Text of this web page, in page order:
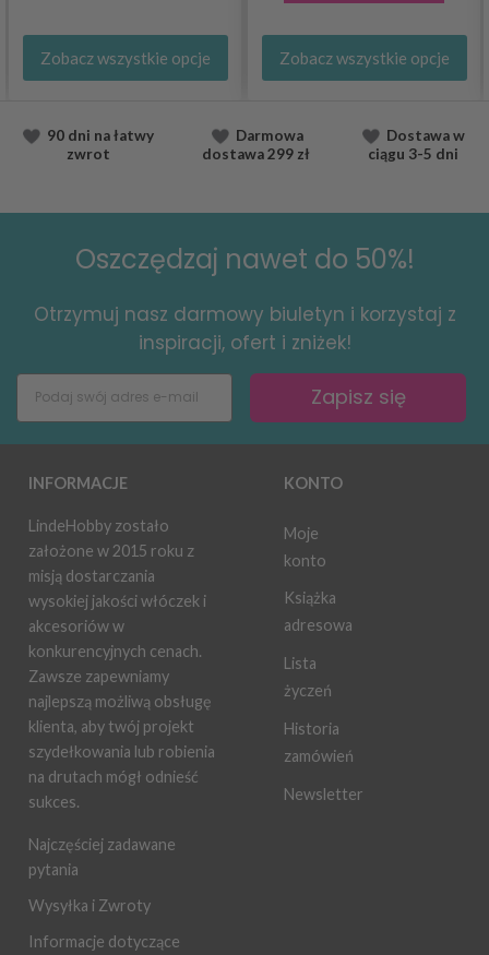
Zobacz wszystkie opcje Zobacz wszystkie opcje
90 dni na łatwy
zwrot
Darmowa
dostawa299 zł
Dostawaw
ciągu 3-5 dni
Oszczędzaj nawet do 50%!
Otrzymuj nasz darmowy biuletyn i korzystaj z
inspiracji, ofert i zniżek!
Zapisz się
INFORMACJE
LindeHobby zostało
założone w 2015 roku z
misją dostarczania
wysokiej jakości włóczek i
akcesoriów w
konkurencyjnych cenach.
Zawsze zapewniamy
najlepszą możliwą obsługę
klienta, aby twój projekt
szydełkowania lub robienia
na drutach mógł odnieść
sukces.
Najczęściej zadawane
pytania
Wysyłka i Zwroty
Informacje dotyczące
KONTO
Moje
konto
Książka
adresowa
Lista
życzeń
Historia
zamówień
Newsletter